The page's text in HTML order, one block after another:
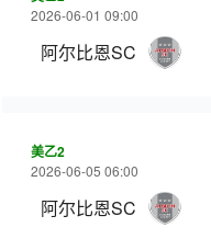
2026-06-01 09:00
阿尔比恩SC
美乙2
2026-06-05 06:00
阿尔比恩SC